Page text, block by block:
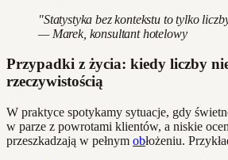
"Statystyka bez kontekstu to tylko
— Marek, konsultant hotelowy
Przypadki z życia: kiedy liczby
rzeczywistością
W praktyce spotykamy sytuacje, gdy
w parze z powrotami klientów, a niskie
przeszkadzają w pełnym obłożeniu.